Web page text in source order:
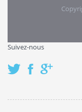
Suivez-nous